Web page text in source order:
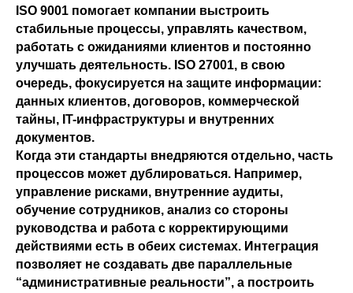
ISO 9001 помогает компании выстроить
стабильные процессы, управлять качеством,
работать с ожиданиями клиентов и постоянно
улучшать деятельность. ISO 27001, в свою
очередь, фокусируется на защите информации:
данных клиентов, договоров, коммерческой
тайны, IT-инфраструктуры и внутренних
документов.
Когда эти стандарты внедряются отдельно, часть
процессов может дублироваться. Например,
управление рисками, внутренние аудиты,
обучение сотрудников, анализ со стороны
руководства и работа с корректирующими
действиями есть в обеих системах. Интеграция
позволяет не создавать две параллельные
“административные реальности”, а построить